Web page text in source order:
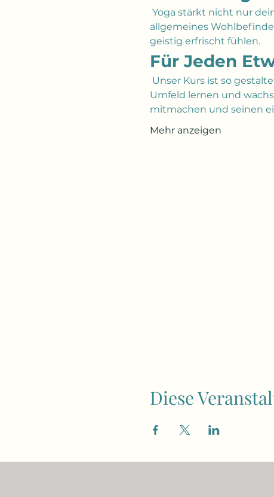
Yoga stärkt nicht nur
allgemeines
geistig erfrischt fühlen.
Für Jeden
Unser Kurs ist so
Umfeld lernen und
mitmachen und seinen
Mehr anzeigen
Diese